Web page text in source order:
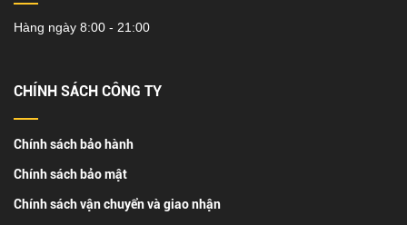
Hàng ngày 8:00 - 21:00
CHÍNH SÁCH CÔNG TY
Chính sách bảo hành
Chính sách bảo mật
Chính sách vận chuyển và giao nhận